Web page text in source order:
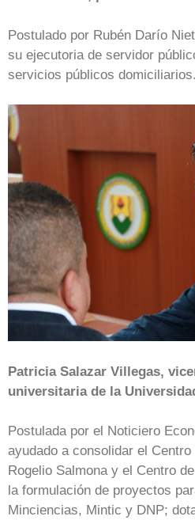
Postulado por Rubén Darío
su ejecutoria de servidor
servicios públicos domiciliarios.
Patricia Salazar Villegas,
universitaria de la
Postulada por el Noticiero
ayudado a consolidar el
Rogelio Salmona y el Centro
la formulación de proyectos
Minciencias, Mintic y DNP;